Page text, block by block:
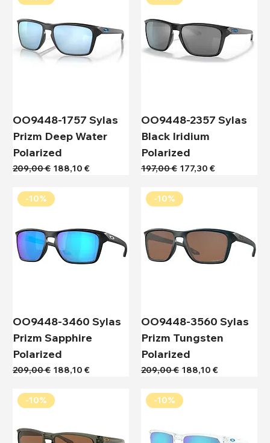
OO9448-1757 Sylas
Prizm Deep Water
Polarized
Κανονική τιμή
209,00 € Τιμή Έκπτωσης
188,10 €
OO9448-2357 Sylas
Black Iridium
Polarized
Κανονική τιμή
197,00 € Τιμή Έκπτωσης
177,30 €
-10%
OO9448-3460 Sylas
Prizm Sapphire
Polarized
Κανονική τιμή
209,00 € Τιμή Έκπτωσης
188,10 €
-10%
OO9448-3560 Sylas
Prizm Tungsten
Polarized
Κανονική τιμή
209,00 € Τιμή Έκπτωσης
188,10 €
-10% -10%